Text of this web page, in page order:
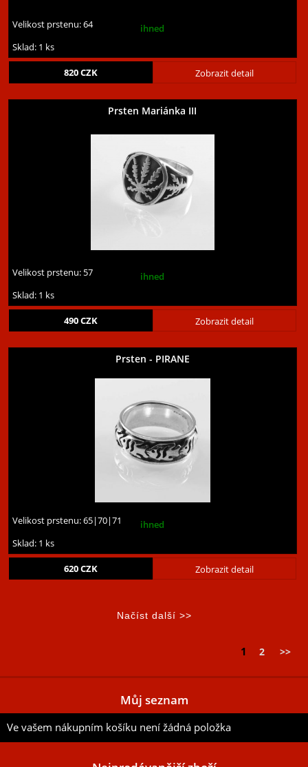
Velikost prstenu:64
ihned
Sklad: 1 ks
Zobrazit detail
820CZK
Prsten Mariánka III
Velikost prstenu: 57
ihned
Sklad: 1 ks
Zobrazit detail
490CZK
Prsten - PIRANE
Velikost prstenu:65|70|71
ihned
Sklad: 1 ks
Zobrazit detail
620CZK
1 2 >>
Můj seznam
Ve vašem nákupním košíku není žádná položka